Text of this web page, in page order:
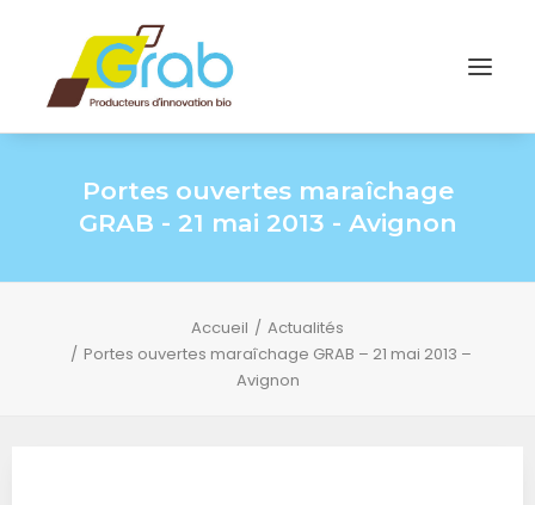
Portes ouvertes maraîchage
GRAB - 21 mai 2013 - Avignon
Accueil
Actualités
Portes ouvertes maraîchage GRAB – 21 mai 2013 –
Avignon